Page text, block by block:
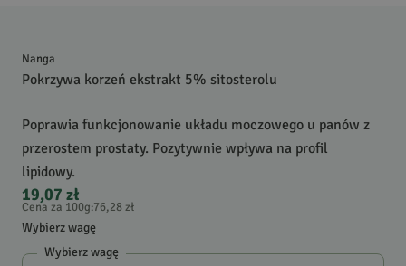
Nanga
Pokrzywa korzeń ekstrakt 5% sitosterolu
Poprawia funkcjonowanie układu moczowego u panów z
przerostem prostaty. Pozytywnie wpływa na profil
lipidowy.
19,07 zł
Cena za 100g:76,28 zł
Wybierz wagę
Wybierz wagę